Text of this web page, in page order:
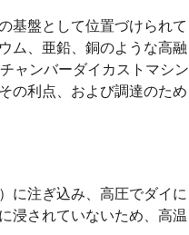
基盤として位置づけられて
ム、亜鉛、銅のような高融
ャンバーダイカストマシン
の利点、および調達のため
に注ぎ込み、高圧でダイに
浸されていないため、高温